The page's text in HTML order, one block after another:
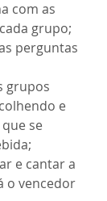
com as
grupo;
perguntas
grupos
e
se
e cantar a
o vencedor